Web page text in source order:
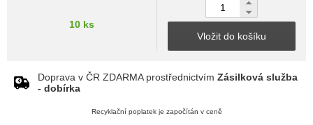
10 ks
Vložit do košíku
Doprava v ČR ZDARMA prostřednictvím Zásilková služba
- dobírka
Recyklační poplatek je započítán v ceně